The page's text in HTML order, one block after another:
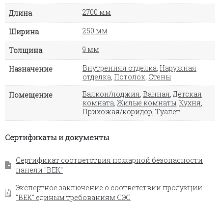
Длина 2700 мм
Ширина 250 мм
Толщина 9 мм
Назначение Внутренняя отделка, Наружная
отделка, Потолок, Стены
Помещение
Балкон/лоджия, Ванная, Детская
комната, Жилые комнаты, Кухня,
Прихожая/коридор, Туалет
Сертификаты и документы
Сертификат соответствия пожарной безопасности
панели "ВЕК"
Экспертное заключение о соответствии продукции
"ВЕК" единым требованиям СЭС